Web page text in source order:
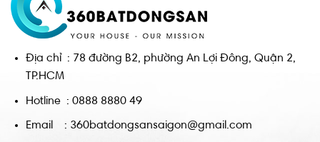
Địa chỉ : 78 đường B2, phường An Lợi Đông, Quận 2,
TP.HCM
Hotline : 0888 8880 49
Email : 360batdongsansaigon@gmail.com